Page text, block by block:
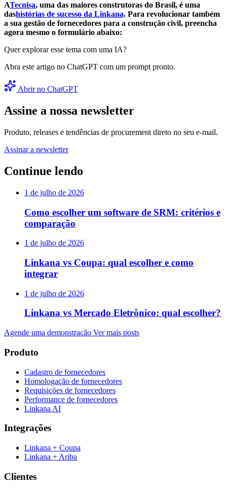
ATecnisa, uma das maiores construtoras do Brasil, é uma
dashistórias de sucesso da Linkana. Para revolucionar também
a sua gestão de fornecedores para a construção civil, preencha
agora mesmo o formulário abaixo:
Quer explorar esse tema com uma IA?
Abra este artigo no ChatGPT com um prompt pronto.
Abrir no ChatGPT
Assine a nossa newsletter
Produto, releases e tendências de procurement direto no seu e-mail.
Assinar a newsletter
Continue lendo
1 de julho de 2026
Como escolher um software de SRM: critérios e
comparação
1 de julho de 2026
Linkana vs Coupa: qual escolher e como
integrar
1 de julho de 2026
Linkana vs Mercado Eletrônico: qual escolher?
Agende uma demonstração Ver mais posts
Produto
Cadastro de fornecedores
Homologação de fornecedores
Requisições de fornecedores
Performance de fornecedores
Linkana AI
Integrações
Linkana + Coupa
Linkana + Ariba
Clientes